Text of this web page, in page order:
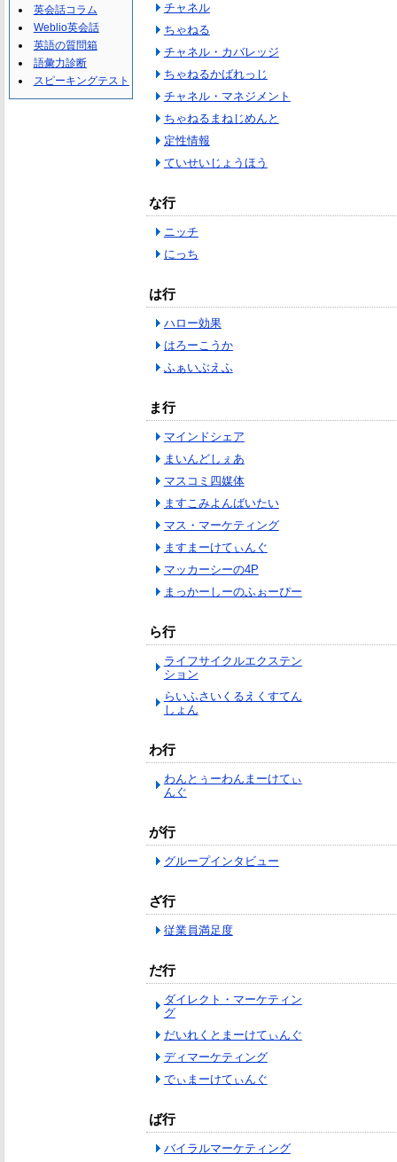
チャネル
ちゃねる
チャネル・カバレッジ
ちゃねるかばれっじ
チャネル・マネジメント
ちゃねるまねじめんと
定性情報
ていせいじょうほう
な行
ニッチ
にっち
は行
ハロー効果
はろーこうか
ふぁいぶえふ
ま行
マインドシェア
まいんどしぇあ
マスコミ四媒体
ますこみよんばいたい
マス・マーケティング
ますまーけてぃんぐ
マッカーシーの4P
まっかーしーのふぉーぴー
ら行
ライフサイクルエクステン
ション
らいふさいくるえくすてん
しょん
わ行
わんとぅーわんまーけてぃ
んぐ
が行
グループインタビュー
ざ行
従業員満足度
だ行
ダイレクト・マーケティン
グ
だいれくとまーけてぃんぐ
ディマーケティング
でぃまーけてぃんぐ
ば行
バイラルマーケティング
英会話コラム
Weblio英会話
英語の質問箱
語彙力診断
スピーキングテスト